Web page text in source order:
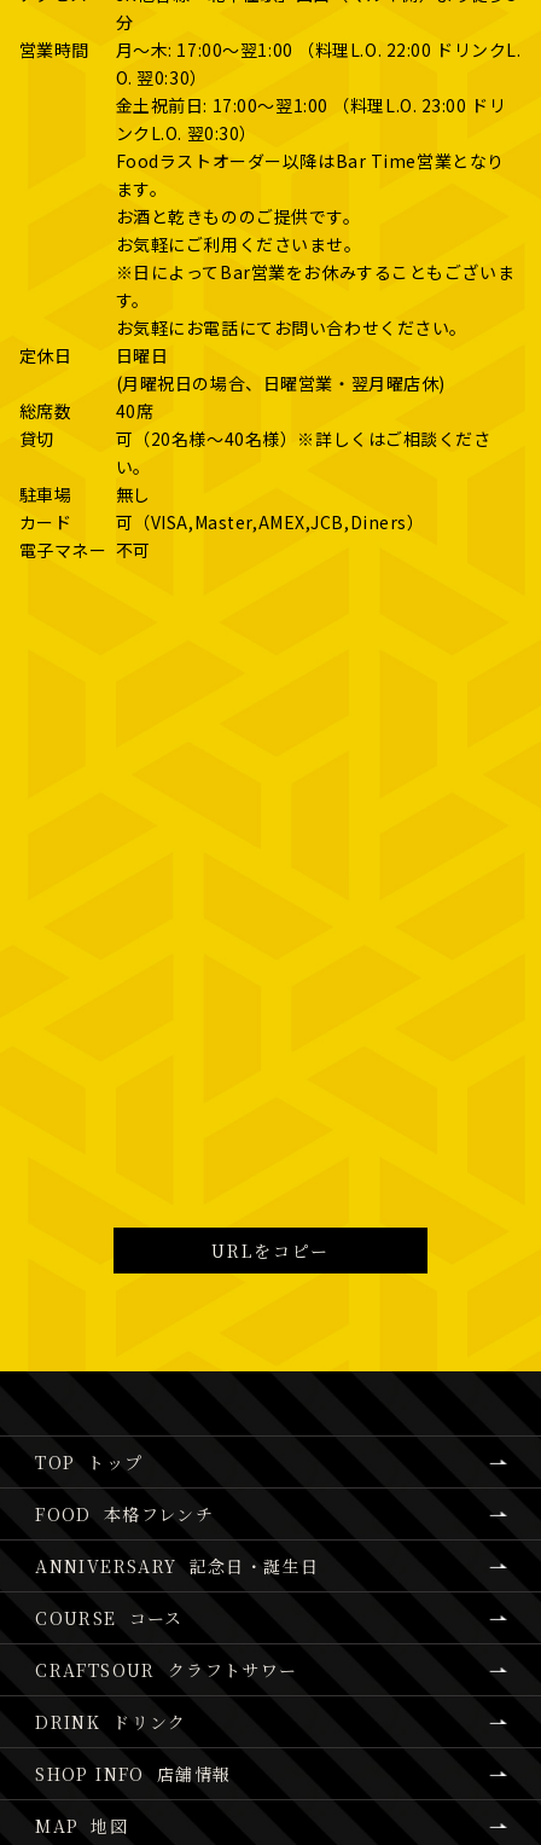
分
営業時間
月～木: 17:00～翌1:00 （料理L.O. 22:00 ドリンクL.
O. 翌0:30）
金土祝前日: 17:00～翌1:00 （料理L.O. 23:00 ドリ
ンクL.O. 翌0:30）
Foodラストオーダー以降はBar Time営業となり
ます。
お酒と乾きもののご提供です。
お気軽にご利用くださいませ。
※日によってBar営業をお休みすることもございま
す。
お気軽にお電話にてお問い合わせください。
定休日
日曜日
(月曜祝日の場合、日曜営業・翌月曜店休)
総席数
40席
貸切
可（20名様～40名様）※詳しくはご相談くださ
い。
駐車場
無し
カード
可（VISA,Master,AMEX,JCB,Diners）
電子マネー 不可
URLをコピー
TOP トップ
FOOD 本格フレンチ
ANNIVERSARY 記念日・誕生日
COURSE コース
CRAFTSOUR クラフトサワー
DRINK ドリンク
SHOP INFO 店舗情報
MAP 地図